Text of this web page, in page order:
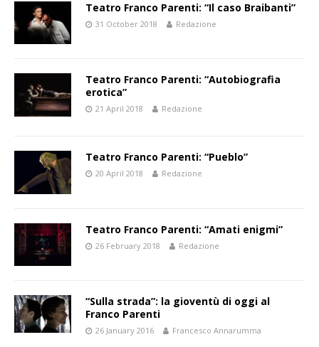
Teatro Franco Parenti: “Il caso Braibanti”
31 October 2018 Redazione
Teatro Franco Parenti: “Autobiografia
erotica”
21 April 2018 Redazione
Teatro Franco Parenti: “Pueblo”
20 April 2018 Redazione
Teatro Franco Parenti: “Amati enigmi”
26 February 2018 Redazione
“Sulla strada”: la gioventù di oggi al
Franco Parenti
26 January 2016 Francesco Annarumma